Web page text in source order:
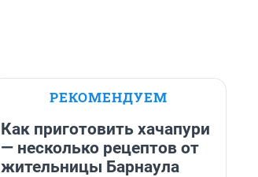
РЕКОМЕНДУЕМ
Как приготовить хачапури
— несколько рецептов от
жительницы Барнаула